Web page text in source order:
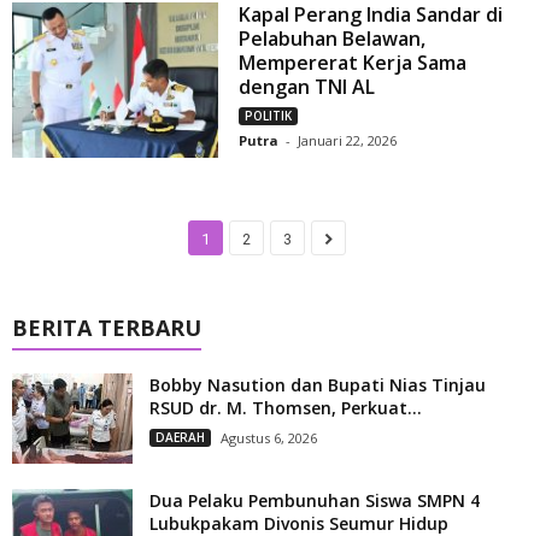
Kapal Perang India Sandar di
Pelabuhan Belawan,
Mempererat Kerja Sama
dengan TNI AL
POLITIK
Putra - Januari 22, 2026
1 2 3
BERITA TERBARU
Bobby Nasution dan Bupati Nias Tinjau
RSUD dr. M. Thomsen, Perkuat...
DAERAH Agustus 6, 2026
Dua Pelaku Pembunuhan Siswa SMPN 4
Lubukpakam Divonis Seumur Hidup